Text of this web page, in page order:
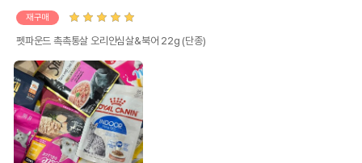
재구매
펫파운드 촉촉통살 오리안심살&북어 22g (단종)